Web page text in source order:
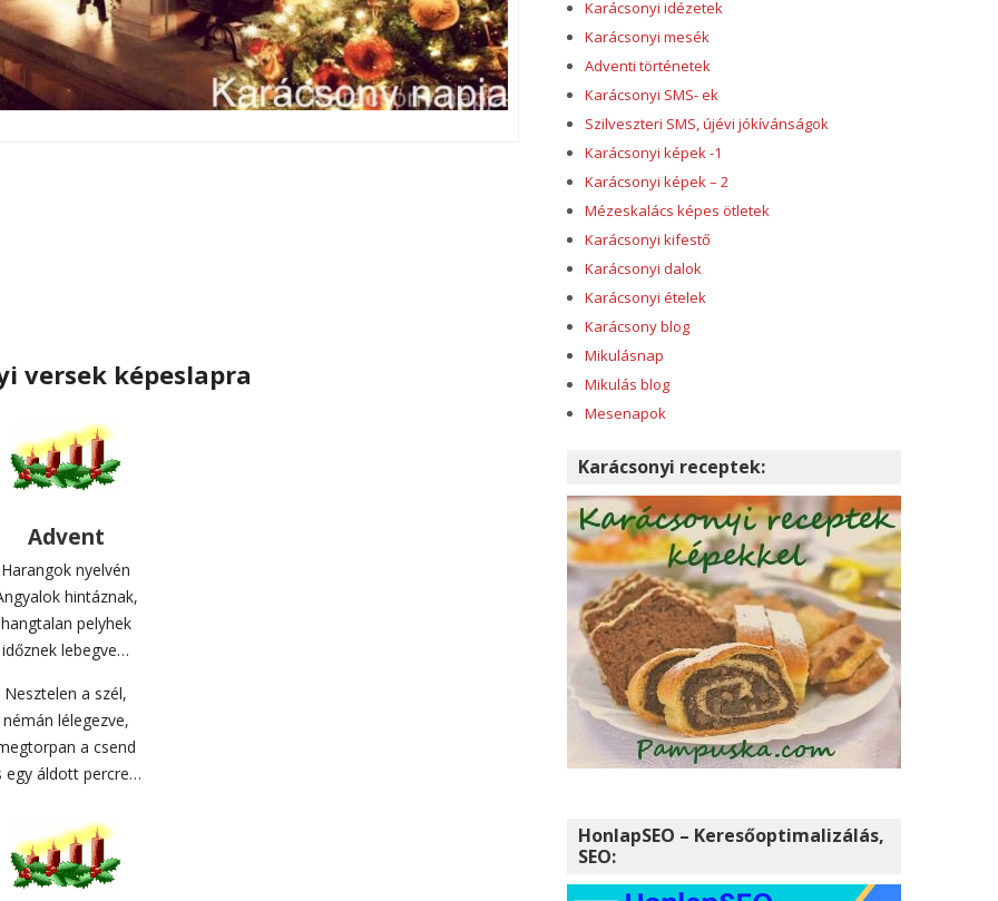
versek képeslapra
Advent
Harangok nyelvén
hintáznak,
hangtalan pelyhek
időznek lebegve…
Nesztelen a szél,
némán lélegezve,
a csend
egy áldott percre…
Karácsonyi idézetek
Karácsonyi mesék
Adventi történetek
Karácsonyi SMS- ek
Szilveszteri SMS, újévi jókívánságok
Karácsonyi képek -1
Karácsonyi képek – 2
Mézeskalács képes ötletek
Karácsonyi kifestő
Karácsonyi dalok
Karácsonyi ételek
Karácsony blog
Mikulásnap
Mikulás blog
Mesenapok
Karácsonyi receptek:
HonlapSEO – Keresőoptimalizálás,
SEO: